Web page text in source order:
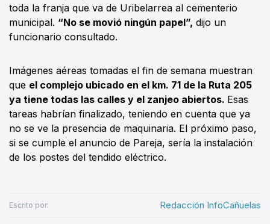
toda la franja que va de Uribelarrea al cementerio
municipal. “No se movió ningún papel”, dijo un
funcionario consultado.
Imágenes aéreas tomadas el fin de semana muestran
que el complejo ubicado en el km. 71 de la Ruta 205
ya tiene todas las calles y el zanjeo abiertos. Esas
tareas habrían finalizado, teniendo en cuenta que ya
no se ve la presencia de maquinaria. El próximo paso,
si se cumple el anuncio de Pareja, sería la instalación
de los postes del tendido eléctrico.
Escrito por: Redacción InfoCañuelas